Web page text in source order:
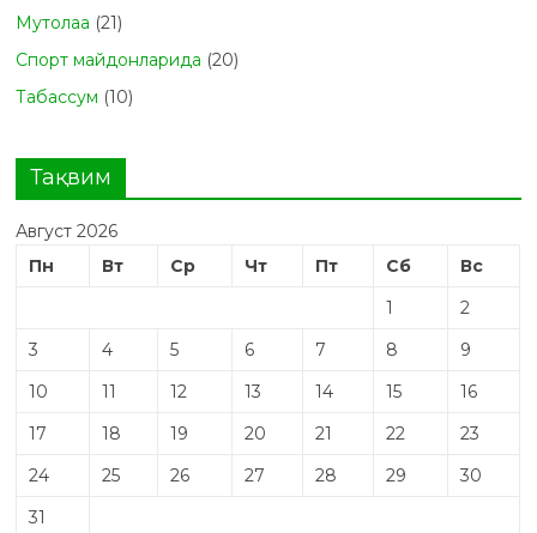
Мутолаа (21)
Спорт майдонларида (20)
Табасcум (10)
Тақвим
Август 2026
Пн
Вт Ср Чт Пт Сб
Вс
1
2
3
4 5 6 7 8
9
10
11 12 13 14 15
16
17
18 19 20 21 22
23
24
25 26 27 28 29
30
31